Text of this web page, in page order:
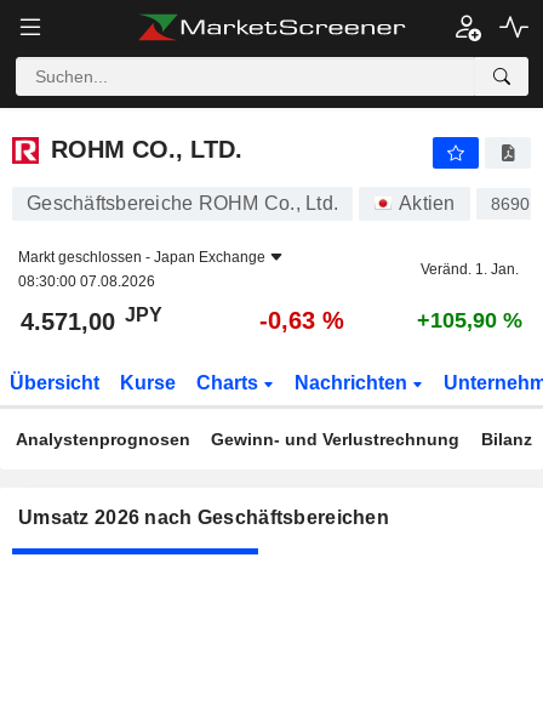
ROHM CO., LTD.
ROHM CO., LTD.
Geschäftsbereiche ROHM Co., Ltd. Aktien
Markt geschlossen - Japan Exchange
08:30:00 07.08.2026
Veränd. 1. Jan.
4.571,00 JPY -0,63 % +105,90 %
Übersicht Kurse Charts Nachrichten
Analystenprognosen Gewinn- und Verlustrechnung Bilanz
Umsatz 2026 nach Geschäftsbereichen